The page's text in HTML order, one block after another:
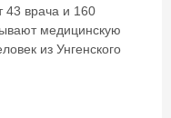
43 врача и 160
медицинскую
из Унгенского